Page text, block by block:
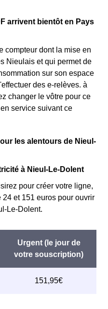
arrivent bientôt en Pays
compteur dont la mise en
Nieulais et qui permet de
sur son espace
des e-relèves. à
changer le vôtre pour ce
service suivant ce
les alentours de Nieul-
à Nieul-Le-Dolent
pour créer votre ligne,
et 151 euros pour ouvrir
Le-Dolent.